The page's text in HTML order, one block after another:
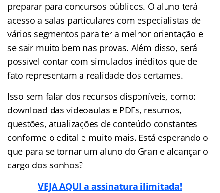
preparar para concursos públicos. O aluno terá
acesso a salas particulares com especialistas de
vários segmentos para ter a melhor orientação e
se sair muito bem nas provas. Além disso, será
possível contar com simulados inéditos que de
fato representam a realidade dos certames.
Isso sem falar dos recursos disponíveis, como:
download das videoaulas e PDFs, resumos,
questões, atualizações de conteúdo constantes
conforme o edital e muito mais. Está esperando o
que para se tornar um aluno do Gran e alcançar o
cargo dos sonhos?
VEJA AQUI a assinatura ilimitada!